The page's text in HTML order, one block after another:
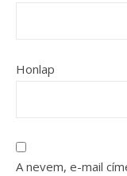
Honlap
A nevem, e-mail